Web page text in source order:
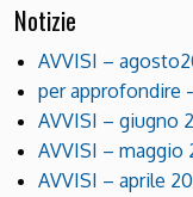
Notizie
AVVISI –
per approfondire
AVVISI – giugno
AVVISI – maggio
AVVISI – aprile